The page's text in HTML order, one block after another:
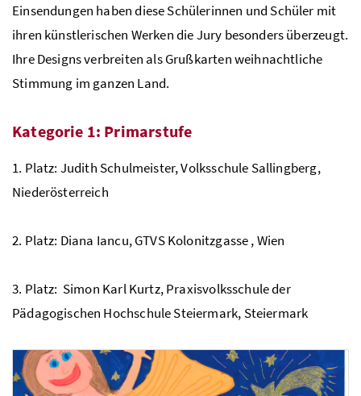
Einsendungen haben diese Schülerinnen und Schüler mit
ihren künstlerischen Werken die Jury besonders überzeugt.
Ihre Designs verbreiten als Grußkarten weihnachtliche
Stimmung im ganzen Land.
Kategorie 1: Primarstufe
1. Platz: Judith Schulmeister, Volksschule Sallingberg,
Niederösterreich
2. Platz: Diana Iancu,GTVSKolonitzgasse , Wien
3. Platz: Simon Karl Kurtz, Praxisvolksschule der
Pädagogischen Hochschule Steiermark, Steiermark